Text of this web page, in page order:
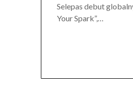
Selepas debut
Your Spark”,…